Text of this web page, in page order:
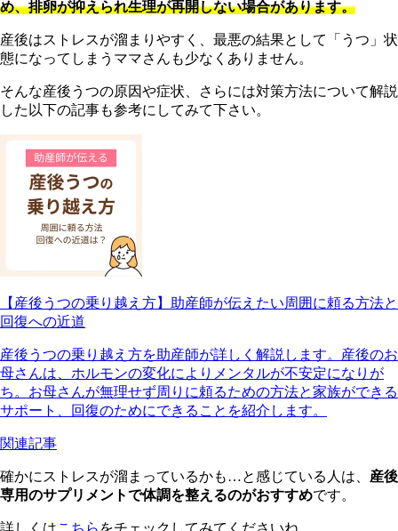
め、排卵が抑えられ生理が再開しない場合があります。
産後はストレスが溜まりやすく、最悪の結果として「うつ」状
態になってしまうママさんも少なくありません。
そんな産後うつの原因や症状、さらには対策方法について解説
した以下の記事も参考にしてみて下さい。
【産後うつの乗り越え方】助産師が伝えたい周囲に頼る方法と
回復への近道
産後うつの乗り越え方を助産師が詳しく解説します。産後のお
母さんは、ホルモンの変化によりメンタルが不安定になりが
ち。お母さんが無理せず周りに頼るための方法と家族ができる
サポート、回復のためにできることを紹介します。
関連記事
確かにストレスが溜まっているかも…と感じている人は、 産後
専用のサプリメントで体調を整えるのがおすすめです。